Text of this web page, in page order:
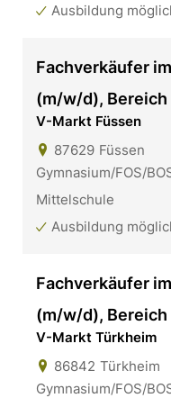
Ausbildung
Fachverkäufer
(m/w/d), Bereich
V-Markt Füssen
87629 Füssen
Gymnasium/FOS/
Mittelschule
Ausbildung
Fachverkäufer
(m/w/d), Bereich
V-Markt Türkheim
86842 Türkheim
Gymnasium/FOS/